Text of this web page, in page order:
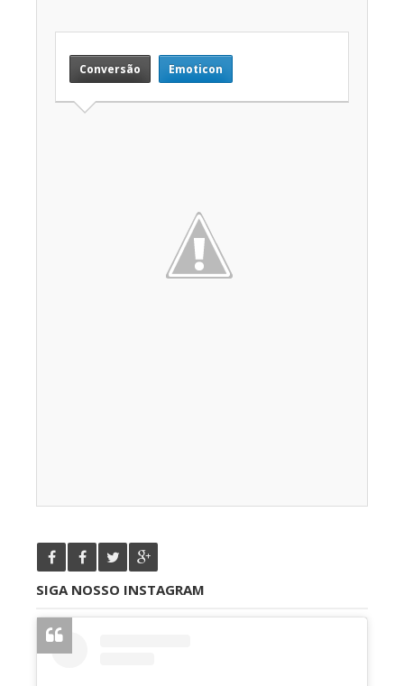
Conversão Emoticon
SIGA NOSSO INSTAGRAM